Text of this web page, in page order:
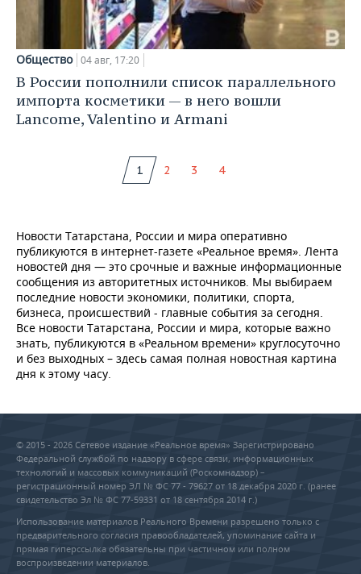
Общество 04 авг, 17:20
В России пополнили список параллельного
импорта косметики — в него вошли
Lancome, Valentino и Armani
1 2 3 4
Новости Татарстана, России и мира оперативно
публикуются в интернет-газете «Реальное время». Лента
новостей дня — это срочные и важные информационные
сообщения из авторитетных источников. Мы выбираем
последние новости экономики, политики, спорта,
бизнеса, происшествий - главные события за сегодня.
Все новости Татарстана, России и мира, которые важно
знать, публикуются в «Реальном времени» круглосуточно
и без выходных – здесь самая полная новостная картина
дня к этому часу.
© 2015 - 2026 Сетевое издание «Реальное время» Зарегистрировано
Федеральной службой по надзору в сфере связи, информационных
технологий и массовых коммуникаций (Роскомнадзор) –
регистрационный номер ЭЛ № ФС 77 - 79627 от 18 декабря 2020 г. (ранее
свидетельство Эл № ФС 77-59331 от 18 сентября 2014 г.)
Использование материалов Реального Времени разрешено только с
предварительного согласия правообладателей, упоминание сайта и
прямая гиперссылка обязательны при частичном или полном
воспроизведении материалов.